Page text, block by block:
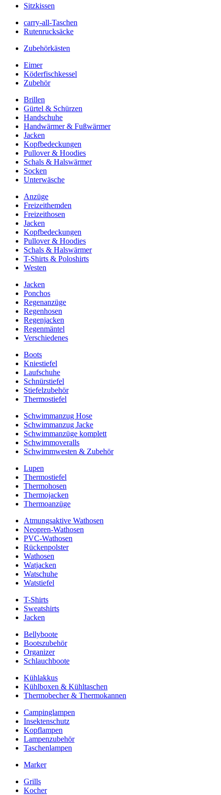
Sitzkissen
carry-all-Taschen
Rutenrucksäcke
Zubehörkästen
Eimer
Köderfischkessel
Zubehör
Brillen
Gürtel & Schürzen
Handschuhe
Handwärmer & Fußwärmer
Jacken
Kopfbedeckungen
Pullover & Hoodies
Schals & Halswärmer
Socken
Unterwäsche
Anzüge
Freizeithemden
Freizeithosen
Jacken
Kopfbedeckungen
Pullover & Hoodies
Schals & Halswärmer
T-Shirts & Poloshirts
Westen
Jacken
Ponchos
Regenanzüge
Regenhosen
Regenjacken
Regenmäntel
Verschiedenes
Boots
Kniestiefel
Laufschuhe
Schnürstiefel
Stiefelzubehör
Thermostiefel
Schwimmanzug Hose
Schwimmanzug Jacke
Schwimmanzüge komplett
Schwimmoveralls
Schwimmwesten & Zubehör
Lupen
Thermostiefel
Thermohosen
Thermojacken
Thermoanzüge
Atmungsaktive Wathosen
Neopren-Wathosen
PVC-Wathosen
Rückenpolster
Wathosen
Watjacken
Watschuhe
Watstiefel
T-Shirts
Sweatshirts
Jacken
Bellyboote
Bootszubehör
Organizer
Schlauchboote
Kühlakkus
Kühlboxen & Kühltaschen
Thermobecher & Thermokannen
Campinglampen
Insektenschutz
Kopflampen
Lampenzubehör
Taschenlampen
Marker
Grills
Kocher